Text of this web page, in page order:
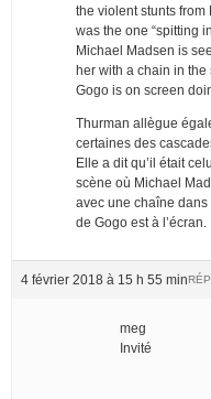
the violent stunts
was the one “spitting
Michael Madsen is
her with a chain in
Gogo is on screen
Thurman allègue
certaines des
Elle a dit qu’il était
scène où Michael
avec une chaîne
de Gogo est à l’écran.
4 février 2018 à 15 h 55 min
meg
Invité